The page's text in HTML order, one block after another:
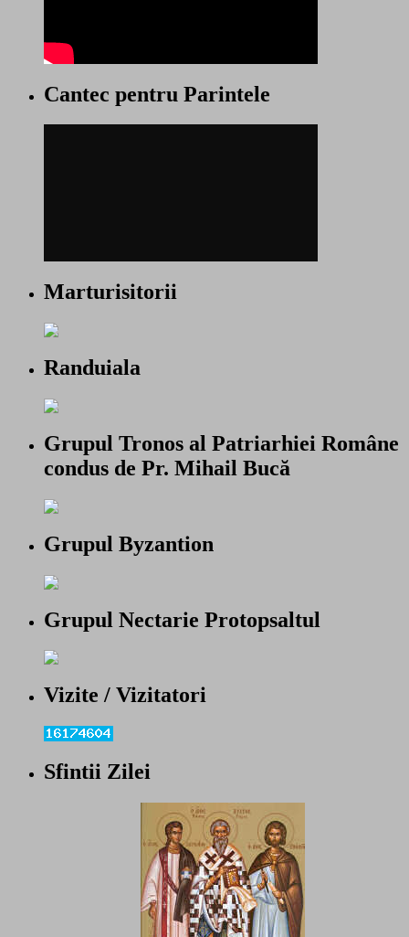
Cantec pentru Parintele
Marturisitorii
Randuiala
Grupul Tronos al Patriarhiei Române
condus de Pr. Mihail Bucă
Grupul Byzantion
Grupul Nectarie Protopsaltul
Vizite / Vizitatori
Sfintii Zilei